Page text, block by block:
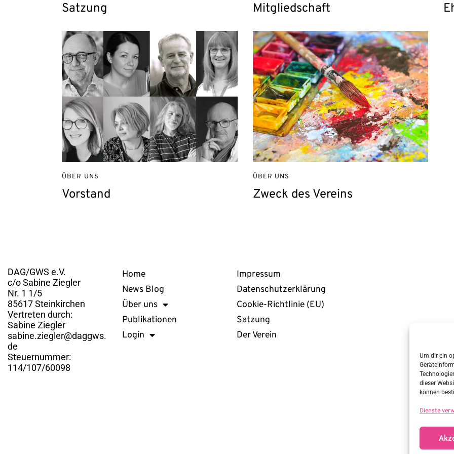
Um dir ein
dieser
können
Dienste
Satzung Mitgliedschaft
Vorstand
ÜBER UNS
Zweck des Vereins
ÜBER UNS
DAG/GWS e.V.
c/o Sabine Ziegler
Nr. 1 1/5
85617 Steinkirchen
Vertreten durch:
Sabine Ziegler
sabine.ziegler@daggws.
de
Steuernummer:
114/107/60098
Home
News Blog
Über uns
Publikationen
Login
Impressum
Datenschutzerklärung
Cookie-Richtlinie (EU)
Satzung
Der Verein